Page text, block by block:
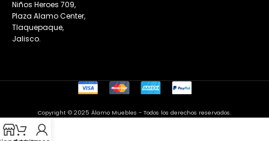
Niños Heroes 709,
Plaza Alamo Center,
Tlaquepaque,
Jalisco.
Copyright © 2025 Álamo Muebles - Todos los derechos reservados.